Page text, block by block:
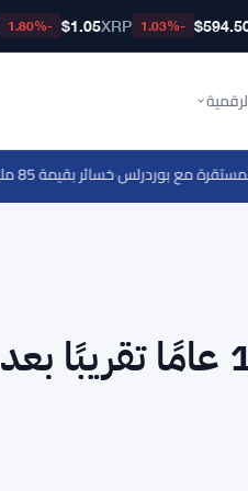
-1.03%
XRP
$1.05
-1.80%
·خسائر بقيمة 85 مليون دولار لشركة Galaxy Digital في الربع الثاني بسبب تراجع العملات الرقمية
محكمة صينية تسجن سارق بيتكوين لمدة 11 عامًا تقريبًا بعد